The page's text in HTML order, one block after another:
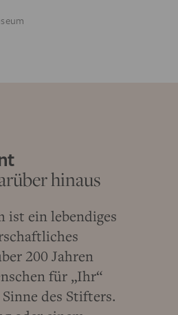
hinaus
ist ein lebendiges
200 Jahren
für „Ihr“
des Stifters.